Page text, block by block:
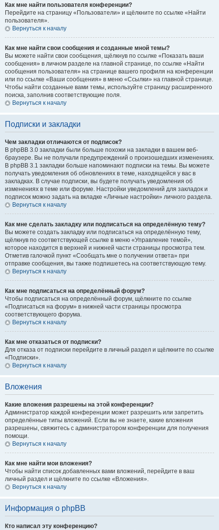
Как мне найти пользователя конференции?
Перейдите на страницу «Пользователи» и щёлкните по ссылке «Найти
пользователя».
Вернуться к началу
Как мне найти свои сообщения и созданные мной темы?
Вы можете найти свои сообщения, щёлкнув по ссылке «Показать ваши
сообщения» в личном разделе на главной странице, по ссылке «Найти
сообщения пользователя» на странице вашего профиля на конференции
или по ссылке «Ваши сообщения» в меню «Ссылки» на главной странице.
Чтобы найти созданные вами темы, используйте страницу расширенного
поиска, заполнив соответствующие поля.
Вернуться к началу
Подписки и закладки
Чем закладки отличаются от подписок?
В phpBB 3.0 закладки были больше похожи на закладки в вашем веб-
браузере. Вы не получали предупреждений о произошедших изменениях.
В phpBB 3.1 закладки больше напоминают подписки на темы. Вы можете
получать уведомления об обновлениях в теме, находящейся у вас в
закладках. В случае подписки, вы будете получать уведомления об
изменениях в теме или форуме. Настройки уведомлений для закладок и
подписок можно задать на вкладке «Личные настройки» личного раздела.
Вернуться к началу
Как мне сделать закладку или подписаться на определённую тему?
Вы можете создать закладку или подписаться на определённую тему,
щёлкнув по соответствующей ссылке в меню «Управление темой»,
которое находится в верхней и нижней части страницы просмотра тем.
Отметив галочкой пункт «Сообщать мне о получении ответа» при
отправке сообщения, вы также подпишетесь на соответствующую тему.
Вернуться к началу
Как мне подписаться на определённый форум?
Чтобы подписаться на определённый форум, щёлкните по ссылке
«Подписаться на форум» в нижней части страницы просмотра
соответствующего форума.
Вернуться к началу
Как мне отказаться от подписки?
Для отказа от подписки перейдите в личный раздел и щёлкните по ссылке
«Подписки».
Вернуться к началу
Вложения
Какие вложения разрешены на этой конференции?
Администратор каждой конференции может разрешить или запретить
определённые типы вложений. Если вы не знаете, какие вложения
разрешены, свяжитесь с администратором конференции для получения
помощи.
Вернуться к началу
Как мне найти мои вложения?
Чтобы найти список добавленных вами вложений, перейдите в ваш
личный раздел и щёлкните по ссылке «Вложения».
Вернуться к началу
Информация о phpBB
Кто написал эту конференцию?